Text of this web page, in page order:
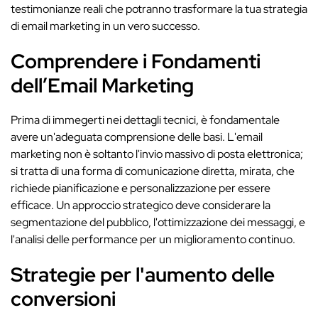
testimonianze reali che potranno trasformare la tua strategia
di email marketing in un vero successo.
Comprendere i Fondamenti
dell’Email Marketing
Prima di immegerti nei dettagli tecnici, è fondamentale
avere un'adeguata comprensione delle basi. L'email
marketing non è soltanto l'invio massivo di posta elettronica;
si tratta di una forma di comunicazione diretta, mirata, che
richiede pianificazione e personalizzazione per essere
efficace. Un approccio strategico deve considerare la
segmentazione del pubblico, l'ottimizzazione dei messaggi, e
l'analisi delle performance per un miglioramento continuo.
Strategie per l'aumento delle
conversioni